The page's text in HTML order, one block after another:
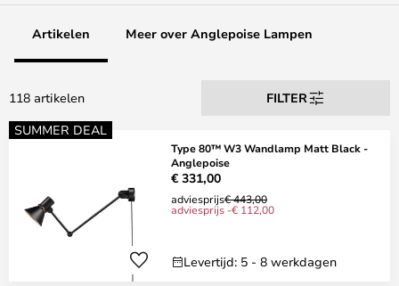
Artikelen Meer over Anglepoise Lampen
118 artikelen
FILTER
SUMMER DEAL
Type 80™ W3 Wandlamp Matt Black -
Anglepoise
€ 331,00
adviesprijs€ 443,00
adviesprijs -€ 112,00
Levertijd: 5 - 8 werkdagen